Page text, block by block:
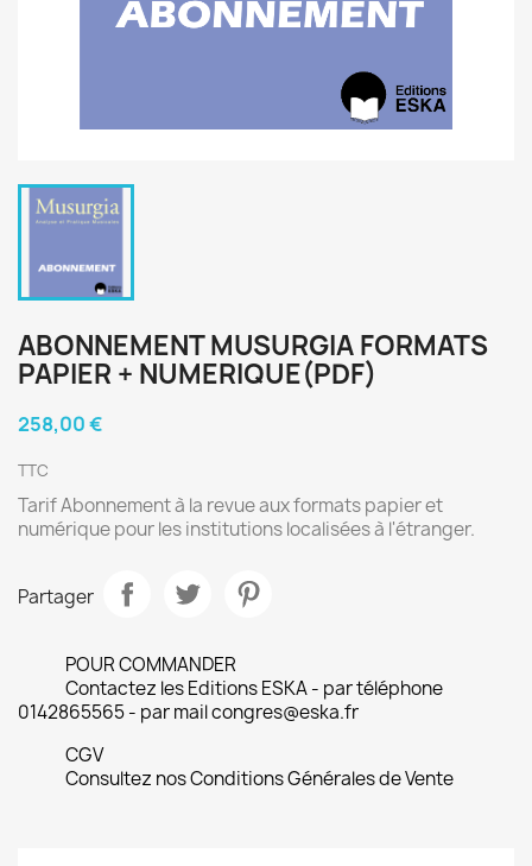
ABONNEMENT MUSURGIA FORMATS
PAPIER + NUMERIQUE(PDF)
258,00 €
TTC
Tarif Abonnement à la revue aux formats papier et
numérique pour les institutions localisées à l'étranger.
Partager
POUR COMMANDER
Contactez les Editions ESKA - par téléphone
0142865565 - par mail congres@eska.fr
CGV
Consultez nos Conditions Générales de Vente